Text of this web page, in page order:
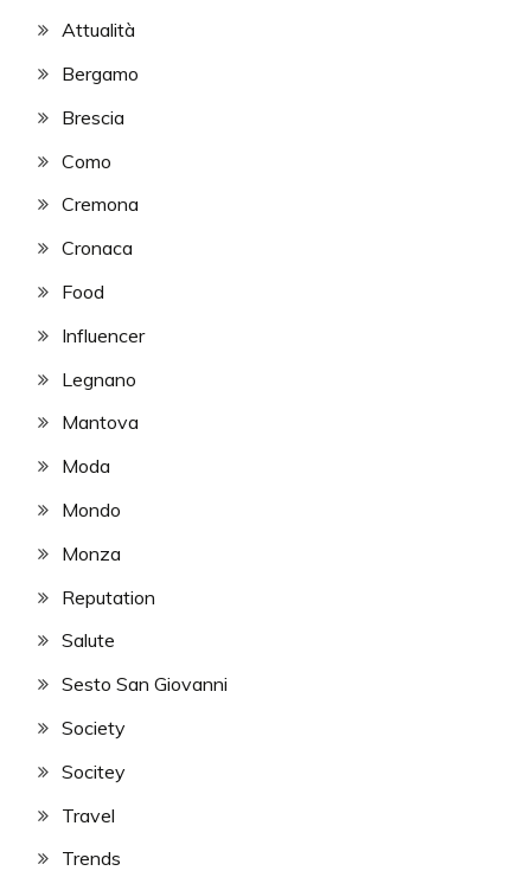
Attualità
Bergamo
Brescia
Como
Cremona
Cronaca
Food
Influencer
Legnano
Mantova
Moda
Mondo
Monza
Reputation
Salute
Sesto San Giovanni
Society
Socitey
Travel
Trends